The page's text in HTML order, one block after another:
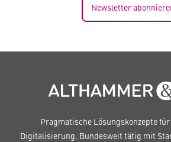
Newsletter
Pragmatische Lösungskonzepte
Digitalisierung. Bundesweit tätig mit